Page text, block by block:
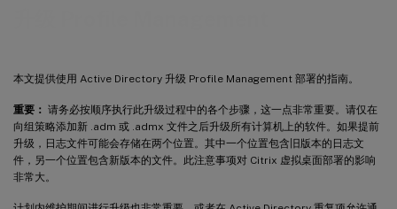
本文提供使用 Active Directory 升级 Profile Management 部署的指南。
重要： 请务必按顺序执行此升级过程中的各个步骤，这一点非常重要。请仅在
向组策略添加新 .adm 或 .admx 文件之后升级所有计算机上的软件。如果提前
升级，日志文件可能会存储在两个位置。其中一个位置包含旧版本的日志文
件，另一个位置包含新版本的文件。此注意事项对 Citrix 虚拟桌面部署的影响
非常大。